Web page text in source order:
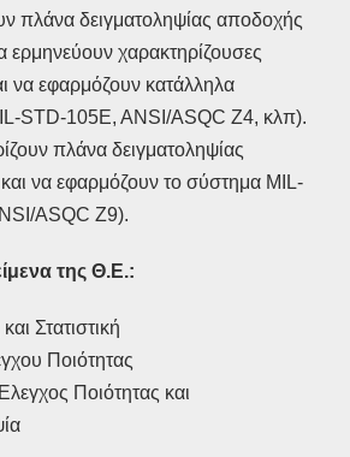
πλάνα δειγματοληψίας αποδοχής
ερμηνεύουν χαρακτηρίζουσες
να εφαρμόζουν κατάλληλα
STD-105E, ANSI/ASQC Z4, κλπ).
πλάνα δειγματοληψίας
να εφαρμόζουν το σύστημα MIL-
ASQC Z9).
της Θ.Ε.:
Στατιστική
Ποιότητας
Ποιότητας και